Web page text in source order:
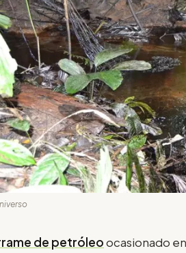
de petróleoocasionado